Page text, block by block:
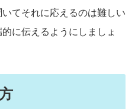
てそれに応えるのは難しい
に伝えるようにしましょ